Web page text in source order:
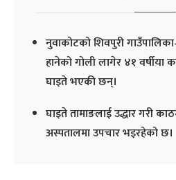
नुवाकोटको शिवपुरी
हानेको गोली लागेर ४१ वर्षीया
घाइते भएकी छन्।
घाइते तामाङलाई उद्धार गरी
अस्पतालमा उपचार भइरहेको छ।